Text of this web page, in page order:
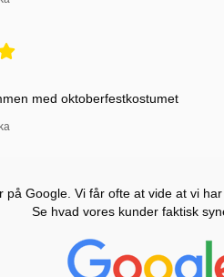
af 5,
med oktoberfestkostumet
Google. Vi får ofte at vide at vi
Se hvad vores kunder faktisk
Prisjakt